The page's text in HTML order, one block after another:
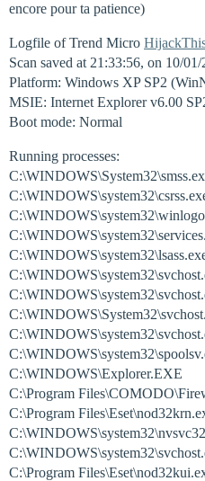
encore pour ta patience)
Logfile of Trend Micro
Scan saved at 21:33:56, on 10/01/
Platform: Windows XP SP2
MSIE: Internet Explorer v6.00
Boot mode: Normal
Running processes:
C:\WINDOWS\Explorer.EXE
C:\Program
C:\Program
C:\Program